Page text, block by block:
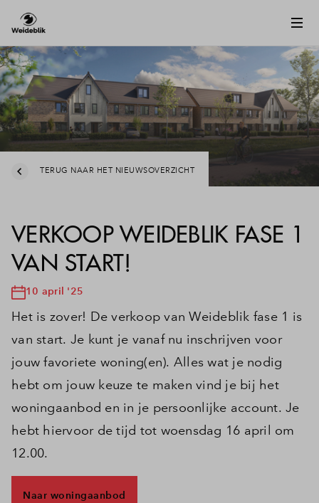
TERUG NAAR HET NIEUWSOVERZICHT
VERKOOP WEIDEBLIK FASE 1
VAN START!
10 april '25
Het is zover! De verkoop van Weideblik fase 1 is
van start. Je kunt je vanaf nu inschrijven voor
jouw favoriete woning(en). Alles wat je nodig
hebt om jouw keuze te maken vind je bij het
woningaanbod en in je persoonlijke account. Je
hebt hiervoor de tijd tot woensdag 16 april om
12.00.
Naar woningaanbod